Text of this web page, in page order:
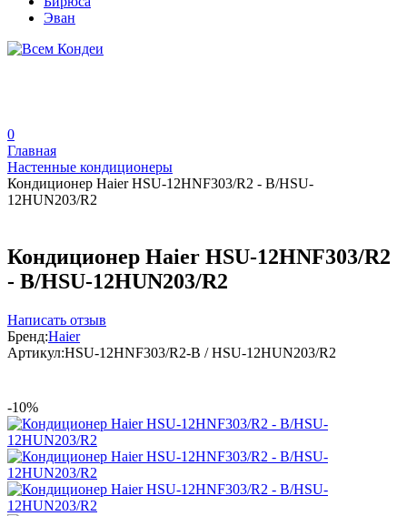
Эван
0
Главная
Настенные кондиционеры
Кондиционер Haier HSU-12HNF303/R2 - B/HSU-
12HUN203/R2
Кондиционер Haier HSU-12HNF303/R2
- B/HSU-12HUN203/R2
Написать отзыв
Бренд:Haier
Артикул:HSU-12HNF303/R2-B / HSU-12HUN203/R2
-10%